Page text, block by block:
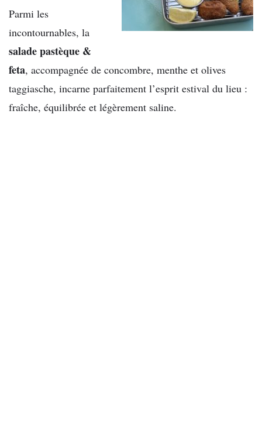
Parmi les
incontournables, la
salade pastèque &
feta, accompagnée de concombre, menthe et olives
taggiasche, incarne parfaitement l’esprit estival du lieu :
fraîche, équilibrée et légèrement saline.